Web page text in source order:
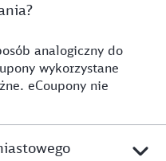
analogiczny do
wykorzystane
eCoupony nie